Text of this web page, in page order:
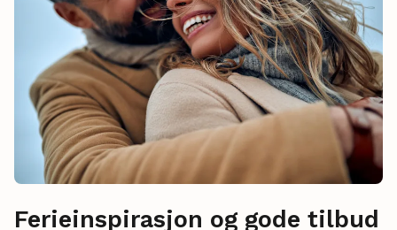
Ferieinspirasjon og gode tilbud